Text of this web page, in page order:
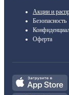
Акции и
Безопасность
Оферта